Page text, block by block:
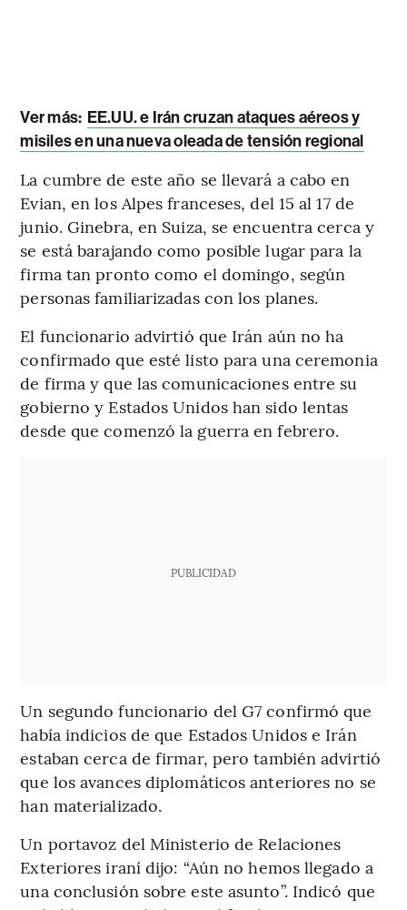
Ver más: EE.UU. e Irán cruzan ataques aéreos y
misiles en una nueva oleada de tensión regional
La cumbre de este año se llevará a cabo en
Evian, en los Alpes franceses, del 15 al 17 de
junio. Ginebra, en Suiza, se encuentra cerca y
se está barajando como posible lugar para la
firma tan pronto como el domingo, según
personas familiarizadas con los planes.
El funcionario advirtió que Irán aún no ha
confirmado que esté listo para una ceremonia
de firma y que las comunicaciones entre su
gobierno y Estados Unidos han sido lentas
desde que comenzó la guerra en febrero.
PUBLICIDAD
Un segundo funcionario del G7 confirmó que
había indicios de que Estados Unidos e Irán
estaban cerca de firmar, pero también advirtió
que los avances diplomáticos anteriores no se
han materializado.
Un portavoz del Ministerio de Relaciones
Exteriores iraní dijo: “Aún no hemos llegado a
una conclusión sobre este asunto”. Indicó que